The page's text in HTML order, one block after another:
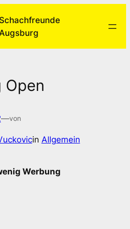
Schachfreunde
Augsburg
Open
—von
in Allgemein
Werbung